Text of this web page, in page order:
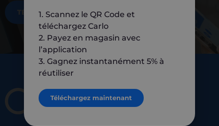
TÉLÉCHARGEZ MAINTENANT
1. Scannez le QR Code et
téléchargez Carlo
2. Payez en magasin avec
l’application
3. Gagnez instantanément 5% à
réutiliser
Téléchargez maintenant